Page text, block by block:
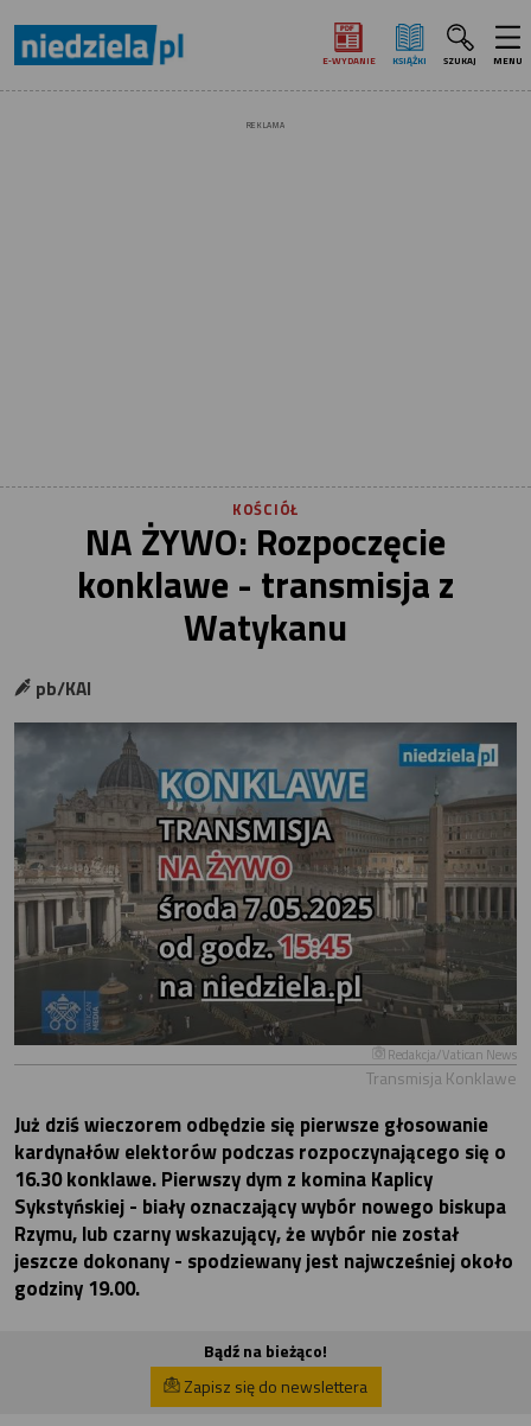
E‑WYDANIE KSIĄŻKI SZUKAJ MENU
REKLAMA
KOŚCIÓŁ
NA ŻYWO: Rozpoczęcie
konklawe - transmisja z
Watykanu
pb/KAI
Redakcja/Vatican News
Transmisja Konklawe
Już dziś wieczorem odbędzie się pierwsze głosowanie
kardynałów elektorów podczas rozpoczynającego się o
16.30 konklawe. Pierwszy dym z komina Kaplicy
Sykstyńskiej - biały oznaczający wybór nowego biskupa
Rzymu, lub czarny wskazujący, że wybór nie został
jeszcze dokonany - spodziewany jest najwcześniej około
godziny 19.00.
Bądź na bieżąco!
Zapisz się do newslettera